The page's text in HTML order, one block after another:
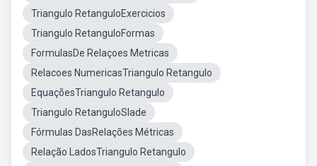
Triangulo RetanguloExercicios
Triangulo RetanguloFormas
FormulasDe Relaçoes Metricas
Relacoes NumericasTriangulo Retangulo
EquaçõesTriangulo Retangulo
Triangulo RetanguloSlade
Fórmulas DasRelações Métricas
Relação LadosTriangulo Retangulo